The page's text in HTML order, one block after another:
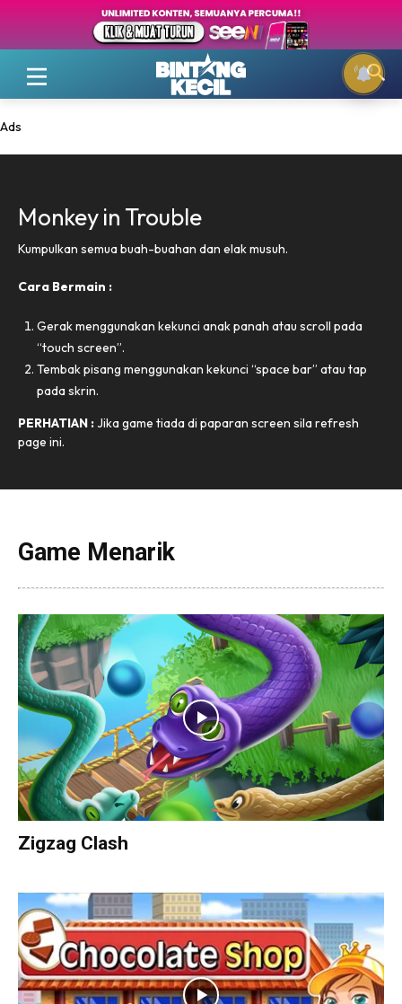
Ads
Monkey in Trouble
Kumpulkan semua buah-buahan dan elak musuh.
Cara Bermain :
Gerak menggunakan kekunci anak panah atau scroll pada
“touch screen”.
Tembak pisang menggunakan kekunci “space bar” atau tap
pada skrin.
PERHATIAN :Jika game tiada di paparan screen sila refresh
page ini.
Game Menarik
Zigzag Clash